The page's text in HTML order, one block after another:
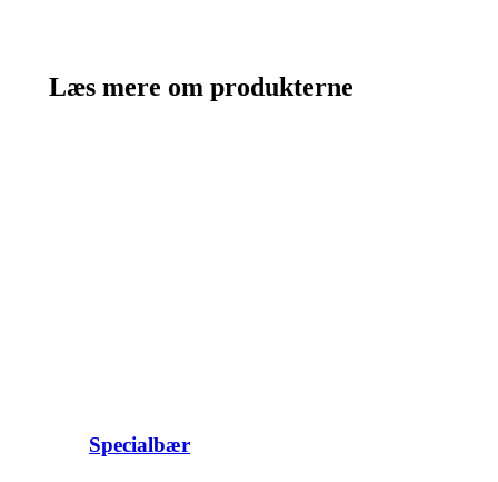
Læs mere om produkterne
Specialbær